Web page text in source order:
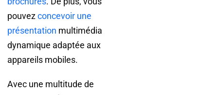
pouvezconcevoir une
présentation multimédia
dynamique adaptée aux
appareils mobiles.
Avec une multitude de